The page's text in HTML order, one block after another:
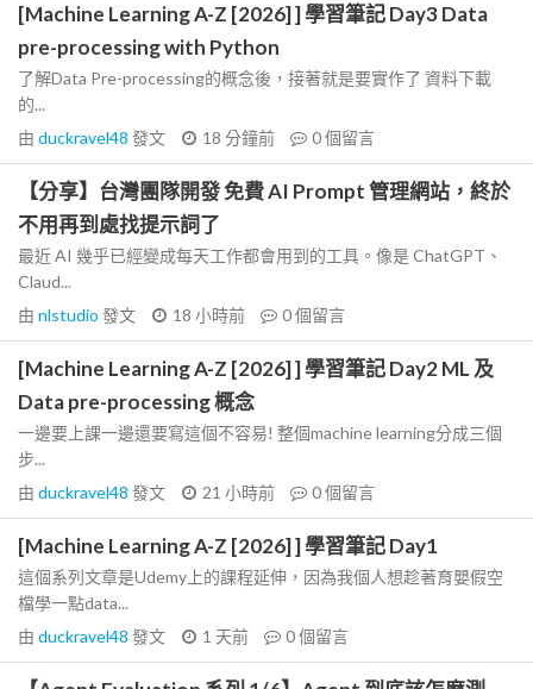
[Machine Learning A-Z [2026] ] 學習筆記 Day3 Data
pre-processing with Python
了解Data Pre-processing的概念後，接著就是要實作了 資料下載
的...
由 duckravel48 發文 18 分鐘前 0個留言
【分享】台灣團隊開發 免費 AI Prompt 管理網站，終於
不用再到處找提示詞了
最近 AI 幾乎已經變成每天工作都會用到的工具。像是 ChatGPT、
Claud...
由 nlstudio 發文 18 小時前 0個留言
[Machine Learning A-Z [2026] ] 學習筆記 Day2 ML 及
Data pre-processing 概念
一邊要上課一邊還要寫這個不容易! 整個machine learning分成三個
步...
由 duckravel48 發文 21 小時前 0個留言
[Machine Learning A-Z [2026] ] 學習筆記 Day1
這個系列文章是Udemy上的課程延伸，因為我個人想趁著育嬰假空
檔學一點data...
由 duckravel48 發文 1 天前 0個留言